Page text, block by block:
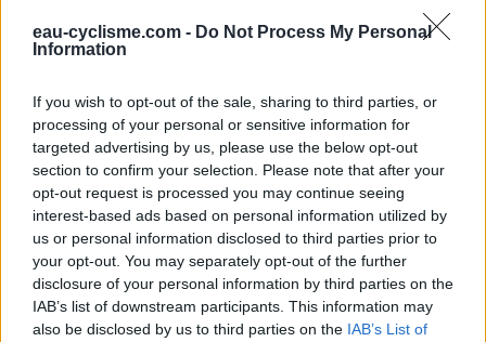
eau-cyclisme.com - Do Not Process My Personal
Information
If you wish to opt-out of the sale, sharing to third parties, or
processing of your personal or sensitive information for
targeted advertising by us, please use the below opt-out
section to confirm your selection. Please note that after your
opt-out request is processed you may continue seeing
interest-based ads based on personal information utilized by
us or personal information disclosed to third parties prior to
your opt-out. You may separately opt-out of the further
disclosure of your personal information by third parties on the
IAB’s list of downstream participants. This information may
also be disclosed by us to third parties on the IAB’s List of
virage à droite autour de l'église érigée côté droit, tourner à
gauche en direction des toilettes puis entrer à gauche sur le
pour trouver les toilettes sur la gauche.
Repères visuels